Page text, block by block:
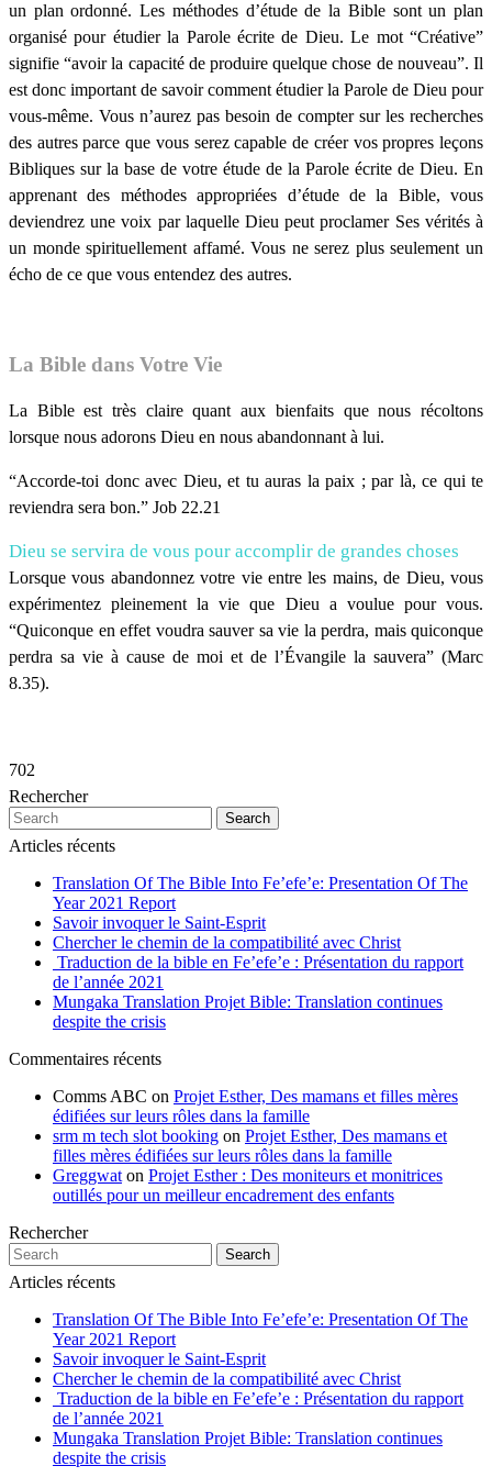
un plan ordonné. Les méthodes d’étude de la Bible sont un plan
organisé pour étudier la Parole écrite de Dieu. Le mot “Créative”
signifie “avoir la capacité de produire quelque chose de nouveau”. Il
est donc important de savoir comment étudier la Parole de Dieu pour
vous-même. Vous n’aurez pas besoin de compter sur les recherches
des autres parce que vous serez capable de créer vos propres leçons
Bibliques sur la base de votre étude de la Parole écrite de Dieu. En
apprenant des méthodes appropriées d’étude de la Bible, vous
deviendrez une voix par laquelle Dieu peut proclamer Ses vérités à
un monde spirituellement affamé. Vous ne serez plus seulement un
écho de ce que vous entendez des autres.
La Bible dans Votre Vie
La Bible est très claire quant aux bienfaits que nous récoltons
lorsque nous adorons Dieu en nous abandonnant à lui.
“Accorde-toi donc avec Dieu, et tu auras la paix ; par là, ce qui te
reviendra sera bon.” Job 22.21
Dieu se servira de vous pour accomplir de grandes choses
Lorsque vous abandonnez votre vie entre les mains, de Dieu, vous
expérimentez pleinement la vie que Dieu a voulue pour vous.
“Quiconque en effet voudra sauver sa vie la perdra, mais quiconque
perdra sa vie à cause de moi et de l’Évangile la sauvera” (Marc
8.35).
702
Rechercher
Search
Articles récents
Translation Of The Bible Into Fe’efe’e: Presentation Of The
Year 2021 Report
Savoir invoquer le Saint-Esprit
Chercher le chemin de la compatibilité avec Christ
Traduction de la bible en Fe’efe’e : Présentation du rapport
de l’année 2021
Mungaka Translation Projet Bible: Translation continues
despite the crisis
Commentaires récents
Comms ABC on Projet Esther, Des mamans et filles mères
édifiées sur leurs rôles dans la famille
srm m tech slot booking on Projet Esther, Des mamans et
filles mères édifiées sur leurs rôles dans la famille
Greggwat on Projet Esther : Des moniteurs et monitrices
outillés pour un meilleur encadrement des enfants
Rechercher
Search
Articles récents
Translation Of The Bible Into Fe’efe’e: Presentation Of The
Year 2021 Report
Savoir invoquer le Saint-Esprit
Chercher le chemin de la compatibilité avec Christ
Traduction de la bible en Fe’efe’e : Présentation du rapport
de l’année 2021
Mungaka Translation Projet Bible: Translation continues
despite the crisis